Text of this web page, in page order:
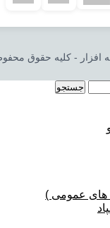
جستجو
های عمومی )